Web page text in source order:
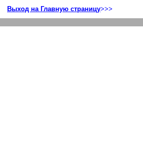
Выход на Главную страницу>>>